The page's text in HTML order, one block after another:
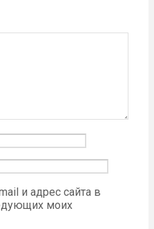
и адрес сайта в
моих